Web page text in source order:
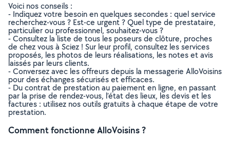
Voici nos conseils :
- Indiquez votre besoin en quelques secondes : quel service
recherchez-vous ? Est-ce urgent ? Quel type de prestataire,
particulier ou professionnel, souhaitez-vous ?
- Consultez la liste de tous les poseurs de clôture, proches
de chez vous à Sciez ! Sur leur profil, consultez les services
proposés, les photos de leurs réalisations, les notes et avis
laissés par leurs clients.
- Conversez avec les offreurs depuis la messagerie AlloVoisins
pour des échanges sécurisés et efficaces.
- Du contrat de prestation au paiement en ligne, en passant
par la prise de rendez-vous, l’état des lieux, les devis et les
factures : utilisez nos outils gratuits à chaque étape de votre
prestation.
Comment fonctionne AlloVoisins ?